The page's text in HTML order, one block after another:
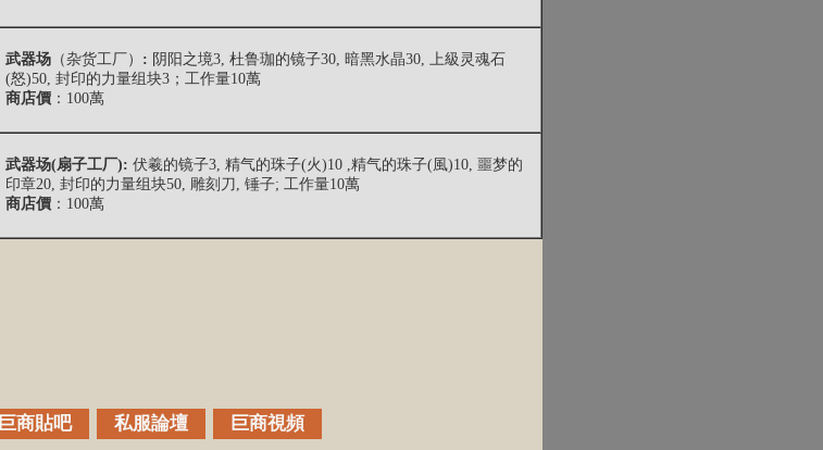
武器场 （杂货工厂） : 阴阳之境3, 杜鲁珈的镜子30, 暗黑水晶30, 上級灵魂石
(怒)50, 封印的力量组块3；工作量10萬
商店價 ：100萬
武器场(扇子工厂): 伏羲的镜子3, 精气的珠子(火)10 ,精气的珠子(風)10, 噩梦的
印章20, 封印的力量组块50, 雕刻刀, 锤子; 工作量10萬
商店價 ：100萬
巨商貼吧 私服論壇 巨商視頻